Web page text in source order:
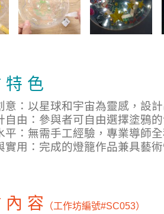
特 色
意：以星球和宇宙為靈感，設
自由：參與者可自由選擇塗鴉
平：無需手工經驗，專業導師
實用：完成的燈籠作品兼具藝
內 容 （工作坊編號#SC053）